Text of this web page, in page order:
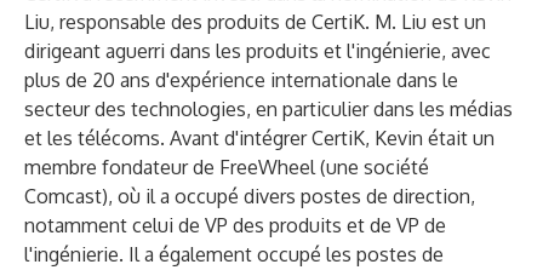
Liu, responsable des produits de CertiK. M. Liu est un
dirigeant aguerri dans les produits et l'ingénierie, avec
plus de 20 ans d'expérience internationale dans le
secteur des technologies, en particulier dans les médias
et les télécoms. Avant d'intégrer CertiK, Kevin était un
membre fondateur de FreeWheel (une société
Comcast), où il a occupé divers postes de direction,
notamment celui de VP des produits et de VP de
l'ingénierie. Il a également occupé les postes de